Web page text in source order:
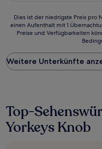
Dies
ist
Preis
pro
Nacht,
letzten
24 Stunden
für
einen
Dies ist der niedrigste Preis pro
einen Aufenthalt mit 1
Preise und Verfügbarkeiten
Weitere Unterkünfte
Top-
Yorkeys Knob